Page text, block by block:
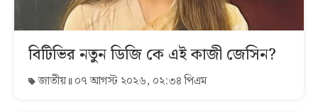
বিটিভির নতুন ডিজি কে এই কাজী জেসিন?
জাতীয় ০৭ আগস্ট ২০২৬, ০২:৩৪ পিএম